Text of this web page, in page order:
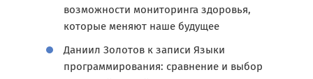
возможности мониторинга здоровья,
которые меняют наше будущее
Даниил Золотов к записи Языки
программирования: сравнение и выбор